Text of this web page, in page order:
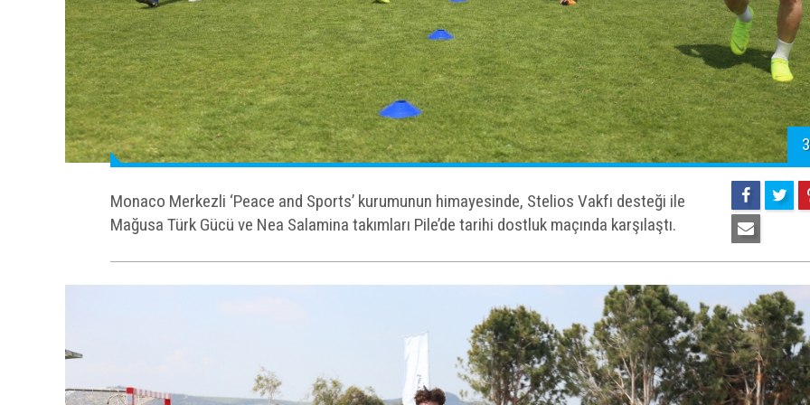
3
Monaco Merkezli ‘Peace and Sports’ kurumunun himayesinde, Stelios Vakfı desteği ile
Mağusa Türk Gücü ve Nea Salamina takımları Pile’de tarihi dostluk maçında karşılaştı.